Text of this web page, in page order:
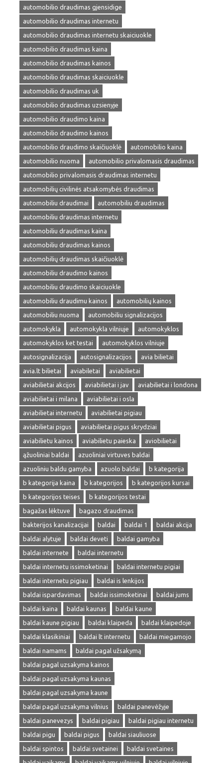
automobilio draudimas gjensidige
automobilio draudimas internetu
automobilio draudimas internetu skaiciuokle
automobilio draudimas kaina
automobilio draudimas kainos
automobilio draudimas skaiciuokle
automobilio draudimas uk
automobilio draudimas uzsienyje
automobilio draudimo kaina
automobilio draudimo kainos
automobilio draudimo skaičiuoklė
automobilio kaina
automobilio nuoma
automobilio privalomasis draudimas
automobilio privalomasis draudimas internetu
automobilių civilinės atsakomybės draudimas
automobiliu draudimai
automobiliu draudimas
automobiliu draudimas internetu
automobiliu draudimas kaina
automobiliu draudimas kainos
automobilių draudimas skaičiuoklė
automobiliu draudimo kainos
automobiliu draudimo skaiciuokle
automobiliu draudimu kainos
automobilių kainos
automobiliu nuoma
automobiliu signalizacijos
automokykla
automokykla vilniuje
automokyklos
automokyklos ket testai
automokyklos vilniuje
autosignalizacija
autosignalizacijos
avia bilietai
avia.lt bilietai
aviabiletai
aviabilietai
aviabilietai akcijos
aviabilietai i jav
aviabilietai i londona
aviabilietai i milana
aviabilietai i osla
aviabilietai internetu
aviabilietai pigiau
aviabilietai pigus
aviabilietai pigus skrydziai
aviabilietu kainos
aviabilietu paieska
aviobilietai
ąžuoliniai baldai
azuoliniai virtuves baldai
azuoliniu baldu gamyba
azuolo baldai
b kategorija
b kategorija kaina
b kategorijos
b kategorijos kursai
b kategorijos teises
b kategorijos testai
bagažas lėktuve
bagazo draudimas
bakterijos kanalizacijai
baldai baldai 1
baldai akcija
baldai alytuje
baldai deveti
baldai gamyba
baldai internete
baldai internetu
baldai internetu issimoketinai
baldai internetu pigiai
baldai internetu pigiau
baldai is lenkijos
baldai ispardavimas
baldai issimoketinai
baldai jums
baldai kaina
baldai kaunas
baldai kaune
baldai kaune pigiau
baldai klaipeda
baldai klaipedoje
baldai klasikiniai
baldai lt internetu
baldai miegamojo
baldai namams
baldai pagal užsakymą
baldai pagal uzsakyma kainos
baldai pagal uzsakyma kaunas
baldai pagal uzsakyma kaune
baldai pagal uzsakyma vilnius
baldai panevėžyje
baldai panevezys
baldai pigiau
baldai pigiau internetu
baldai pigu
baldai pigus
baldai siauliuose
baldai spintos
baldai svetainei
baldai svetaines